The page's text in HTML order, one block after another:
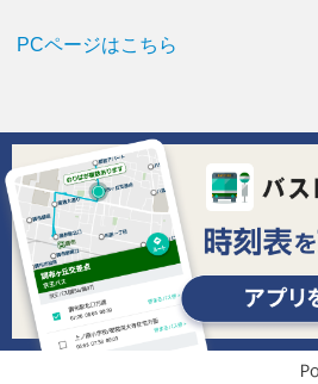
PCページはこちら